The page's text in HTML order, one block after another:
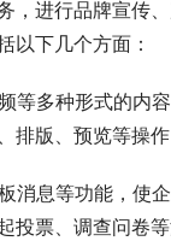
，进行品牌宣传
以下几个方面：
等多种形式的内
版、预览等操作
息等功能，使
投票、调查问卷